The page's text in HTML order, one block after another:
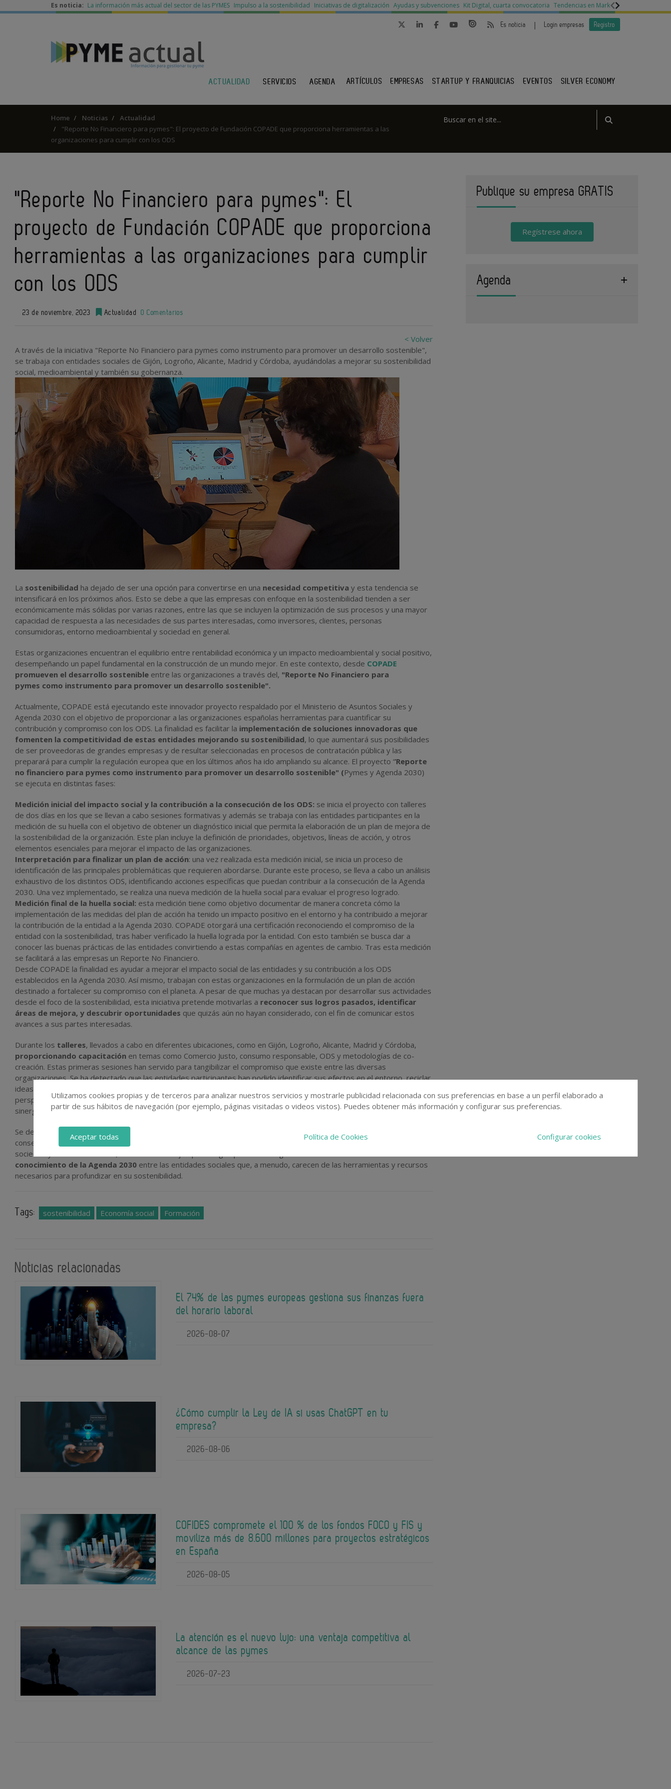
Es noticia: La información más actual del sector de las PYMES Impulso a la sostenibilidad Iniciativas de digitalización Ayudas y subvenciones Kit Digital, cuarta convocatoria Tendencias en Marketing
Es noticia | Login empresas Registro
ACTUALIDAD SERVICIOS AGENDA ARTÍCULOS EMPRESAS STARTUP Y FRANQUICIAS EVENTOS SILVER ECONOMY
Home Noticias
Actualidad
"Reporte No Financiero para pymes": El proyecto de Fundación COPADE que proporciona herramientas a las
organizaciones para cumplir con los ODS
"Reporte No Financiero para pymes": El
proyecto de Fundación COPADE que proporciona
herramientas a las organizaciones para cumplir
con los ODS
23 de noviembre, 2023 Actualidad 0 Comentarios
< Volver
A través de la iniciativa "Reporte No Financiero para pymes como instrumento para promover un desarrollo sostenible",
se trabaja con entidades sociales de Gijón, Logroño, Alicante, Madrid y Córdoba, ayudándolas a mejorar su sostenibilidad
social, medioambiental y también su gobernanza.
La sostenibilidad ha dejado de ser una opción para convertirse en una necesidad competitiva y esta tendencia se
intensificará en los próximos años. Esto se debe a que las empresas con enfoque en la sostenibilidad tienden a ser
económicamente más sólidas por varias razones, entre las que se incluyen la optimización de sus procesos y una mayor
capacidad de respuesta a las necesidades de sus partes interesadas, como inversores, clientes, personas
consumidoras, entorno medioambiental y sociedad en general.
Estas organizaciones encuentran el equilibrio entre rentabilidad económica y un impacto medioambiental y social positivo,
desempeñando un papel fundamental en la construcción de un mundo mejor. En este contexto, desde COPADE
promueven el desarrollo sostenible entre las organizaciones a través del, "Reporte No Financiero para
pymes como instrumento para promover un desarrollo sostenible".
Actualmente, COPADE está ejecutando este innovador proyecto respaldado por el Ministerio de Asuntos Sociales y
Agenda 2030 con el objetivo de proporcionar a las organizaciones españolas herramientas para cuantificar su
contribución y compromiso con los ODS. La finalidad es facilitar la implementación de soluciones innovadoras que
fomenten la competitividad de estas entidades mejorando su sostenibilidad, lo que aumentará sus posibilidades
de ser proveedoras de grandes empresas y de resultar seleccionadas en procesos de contratación pública y las
preparará para cumplir la regulación europea que en los últimos años ha ido ampliando su alcance. El proyecto ‘’Reporte
no financiero para pymes como instrumento para promover un desarrollo sostenible" (Pymes y Agenda 2030)
se ejecuta en distintas fases:
Medición inicial del impacto social y la contribución a la consecución de los ODS: se inicia el proyecto con talleres
de dos días en los que se llevan a cabo sesiones formativas y además se trabaja con las entidades participantes en la
medición de su huella con el objetivo de obtener un diagnóstico inicial que permita la elaboración de un plan de mejora de
la sostenibilidad de la organización. Este plan incluye la definición de prioridades, objetivos, líneas de acción, y otros
elementos esenciales para mejorar el impacto de las organizaciones.
Interpretación para finalizar un plan de acción: una vez realizada esta medición inicial, se inicia un proceso de
identificación de las principales problemáticas que requieren abordarse. Durante este proceso, se lleva a cabo un análisis
exhaustivo de los distintos ODS, identificando acciones específicas que puedan contribuir a la consecución de la Agenda
2030. Una vez implementado, se realiza una nueva medición de la huella social para evaluar el progreso logrado.
Medición final de la huella social: esta medición tiene como objetivo documentar de manera concreta cómo la
implementación de las medidas del plan de acción ha tenido un impacto positivo en el entorno y ha contribuido a mejorar
la contribución de la entidad a la Agenda 2030. COPADE otorgará una certificación reconociendo el compromiso de la
entidad con la sostenibilidad, tras haber verificado la huella lograda por la entidad. Con esto también se busca dar a
conocer las buenas prácticas de las entidades convirtiendo a estas compañías en agentes de cambio. Tras esta medición
se facilitará a las empresas un Reporte No Financiero.
Desde COPADE la finalidad es ayudar a mejorar el impacto social de las entidades y su contribución a los ODS
establecidos en la Agenda 2030. Así mismo, trabajan con estas organizaciones en la formulación de un plan de acción
destinado a fortalecer su compromiso con el planeta. A pesar de que muchas ya destacan por desarrollar sus actividades
desde el foco de la sostenibilidad, esta iniciativa pretende motivarlas a reconocer sus logros pasados, identificar
áreas de mejora, y descubrir oportunidades que quizás aún no hayan considerado, con el fin de comunicar estos
avances a sus partes interesadas.
Durante los talleres, llevados a cabo en diferentes ubicaciones, como en Gijón, Logroño, Alicante, Madrid y Córdoba,
proporcionando capacitación en temas como Comercio Justo, consumo responsable, ODS y metodologías de co-
creación. Estas primeras sesiones han servido para tangibilizar el compromiso que existe entre las diversas
organizaciones. Se ha detectado que las entidades participantes han podido identificar sus efectos en el entorno, reciclar
ideas y marcarse metas para seguir mejorando en términos de sostenibilidad. Este tipo de actividad amplía las
perspectivas hacia una nueva manera de trabajar y también ha permitido que se realicen acuerdos comerciales buscando
sinergias fructíferas para ambas partes.
Se destaca que esta primera fase ha contribuido a que las empresas sean conscientes de la importancia de la
consecución de los ODS y a la realización de la Agenda 2030. Así como visibilizar el compromiso de estas entidades con la
sociedad y el medioambiente, sirviendo como ejemplo a seguir para otras organizaciones. Además de
conocimiento de la Agenda 2030 entre las entidades sociales que, a menudo, carecen de las herramientas y recursos
necesarios para profundizar en su sostenibilidad.
Tags: sostenibilidad Economía social Formación
Noticias relacionadas
El 74% de las pymes europeas gestiona sus finanzas fuera
del horario laboral
2026-08-07
¿Cómo cumplir la Ley de IA si usas ChatGPT en tu
empresa?
2026-08-06
COFIDES compromete el 100 % de los fondos FOCO y FIS y
moviliza más de 8.600 millones para proyectos estratégicos
en España
2026-08-05
La atención es el nuevo lujo: una ventaja competitiva al
alcance de las pymes
2026-07-23
Publique su empresa GRATIS
Regístrese ahora
Agenda
Utilizamos cookies propias y de terceros para analizar nuestros servicios y mostrarle publicidad relacionada con sus preferencias en base a un perfil elaborado a
partir de sus hábitos de navegación (por ejemplo, páginas visitadas o videos vistos). Puedes obtener más información y configurar sus preferencias.
Aceptar todas Política de Cookies Configurar cookies